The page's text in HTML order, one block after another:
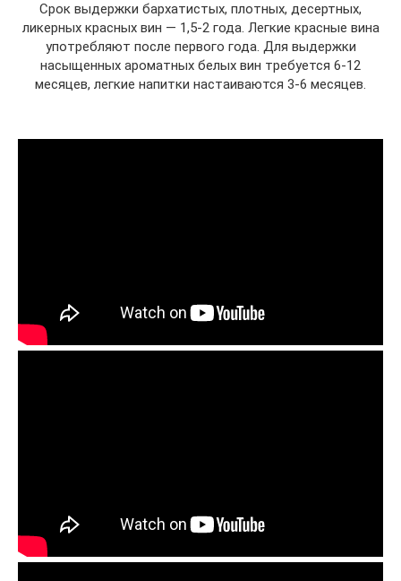
Срок выдержки бархатистых, плотных, десертных,
ликерных красных вин — 1,5-2 года. Легкие красные вина
употребляют после первого года. Для выдержки
насыщенных ароматных белых вин требуется 6-12
месяцев, легкие напитки настаиваются 3-6 месяцев.